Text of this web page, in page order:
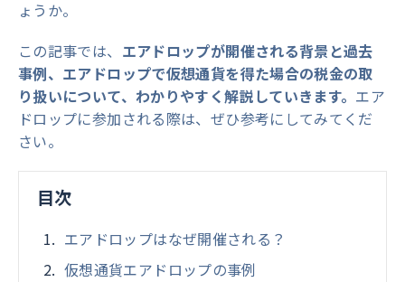
ょうか。
この記事では、 エアドロップが開催される背景と過去
事例、エアドロップで仮想通貨を得た場合の税金の取
り扱いについて、わかりやすく解説していきます。 エア
ドロップに参加される際は、ぜひ参考にしてみてくだ
さい。
目次
エアドロップはなぜ開催される？
仮想通貨エアドロップの事例